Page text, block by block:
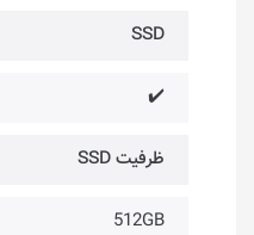
SSD
✔️
ظرفیت SSD
512GB